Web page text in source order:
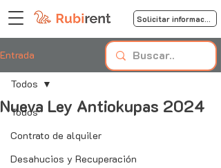
Solicitar información
Entrada
Todos
Contrato de alquiler
Desahucios y Recuperación
Todos
Nueva Ley Antiokupas 2024